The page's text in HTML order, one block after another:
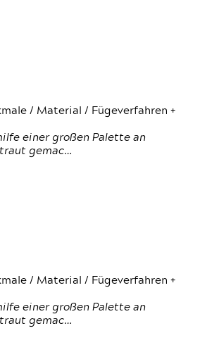
/ Material / Fügeverfahren +
einer großen Palette an
gemac…
/ Material / Fügeverfahren +
einer großen Palette an
gemac…